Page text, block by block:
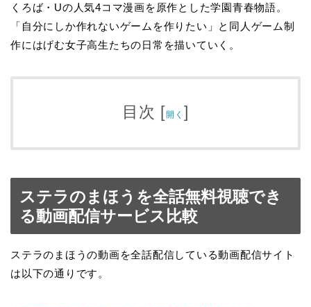
くろば・Uの人気4コマ漫画を原作とした学園青春物語。
「自分にしか作れないゲームを作りたい」と同人ゲーム制
作にはげむ女子高生たちの日常を描いていく。
目次 [開く ]
ステラのまほうを全話無料視聴でき
る動画配信サービス比較
ステラのまほうの動画を全話配信している動画配信サイト
は以下の通りです。